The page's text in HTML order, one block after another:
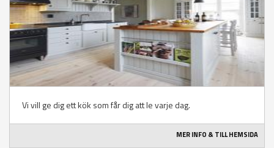
Vi vill ge dig ett kök som får dig att le varje dag.
MER INFO & TILL HEMSIDA